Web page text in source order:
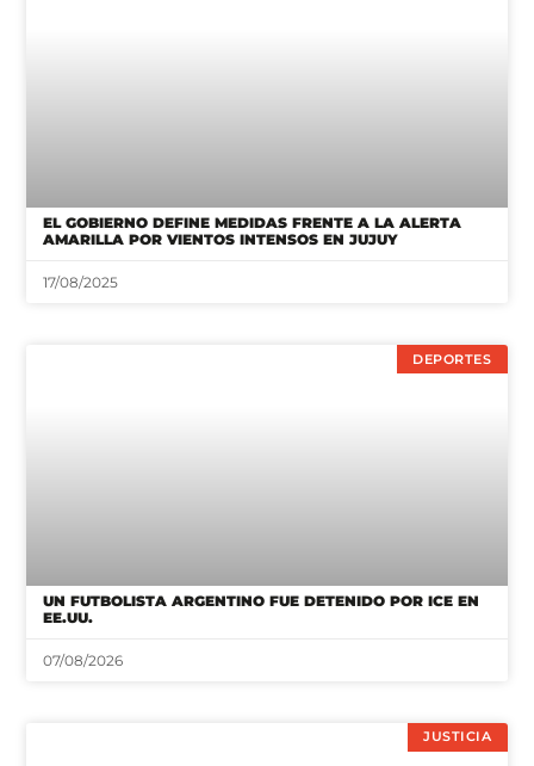
EL GOBIERNO DEFINE MEDIDAS FRENTE A LA ALERTA
AMARILLA POR VIENTOS INTENSOS EN JUJUY
17/08/2025
DEPORTES
UN FUTBOLISTA ARGENTINO FUE DETENIDO POR ICE EN
EE.UU.
07/08/2026
JUSTICIA